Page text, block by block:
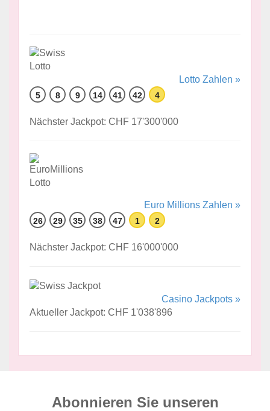
Lotto Zahlen »
5 8 9 14 41 42 4
Nächster Jackpot: CHF 17'300'000
Euro Millions Zahlen »
26 29 35 38 47 1 2
Nächster Jackpot: CHF 16'000'000
Casino Jackpots »
Aktueller Jackpot: CHF 1'038'896
Abonnieren Sie unseren